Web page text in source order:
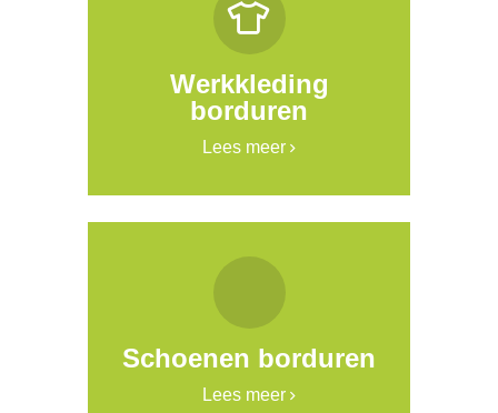
Werkkleding
borduren
Lees meer
Schoenen borduren
Lees meer